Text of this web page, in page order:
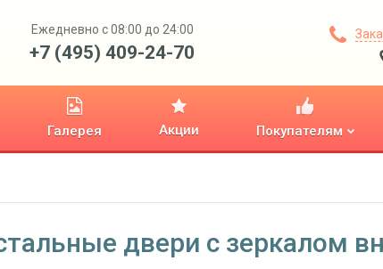
Ежедневно с 08:00 до 24:00
+7 (495) 409-24-70
Галерея Акции Покупателям
двери с зеркалом